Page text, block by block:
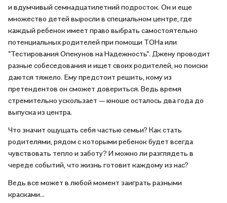
и вдумчивый семнадцатилетний подросток. Он и еще
множество детей выросли в специальном центре, где
каждый ребенок имеет право выбрать самостоятельно
потенциальных родителей при помощи ТОНа или
"Тестирования Опекунов на Надежность". Джену проводит
разные собеседования и ищет своих родителей, но поиски
даются тяжело. Ему предстоит решить, кому из
претендентов он сможет довериться. Ведь время
стремительно ускользает — юноше осталось два года до
выпуска из центра.
Что значит ощущать себя частью семьи? Как стать
родителями, рядом с которыми ребенок будет всегда
чувствовать тепло и заботу? И можно ли разглядеть в
череде событий, что жизнь готовит каждому из нас?
Ведь все может в любой момент заиграть разными
красками...